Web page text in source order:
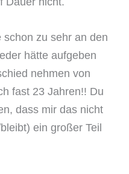
zu sehr an den
hätte aufgeben
nehmen von
fast 23 Jahren!! Du
dass mir das nicht
ein großer Teil